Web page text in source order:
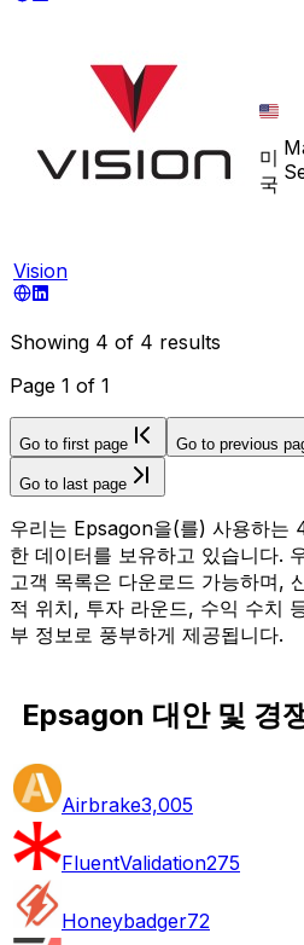
Vision
미
국
Showing 4 of 4 results
Page 1 of 1
Go to first page Go to previous
Go to last page
우리는 Epsagon을(를) 사용하는
한 데이터를 보유하고 있습니다.
고객 목록은 다운로드 가능하며,
적 위치, 투자 라운드, 수익 수치
부 정보로 풍부하게 제공됩니다.
Epsagon 대안 및 경
Airbrake3,005
FluentValidation275
Honeybadger72